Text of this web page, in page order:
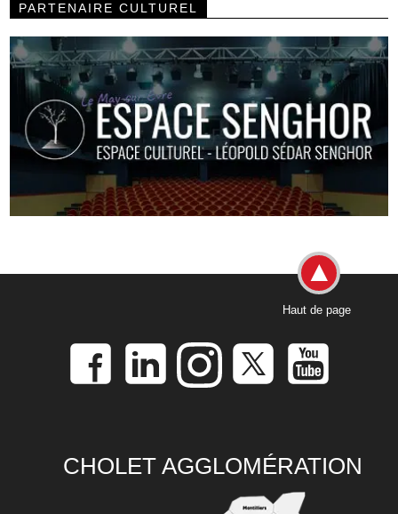
PARTENAIRE CULTUREL
Haut de page
CHOLET AGGLOMÉRATION